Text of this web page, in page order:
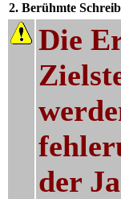
2. Berühmte
Die
der